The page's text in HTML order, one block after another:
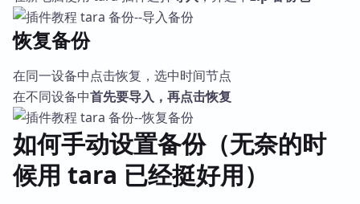
恢复备份
在同一设备中点击恢复，选中时间节点
在不同设备中首先要导入，再点击恢复
如何手动设置备份（无奈的时
候用 tara 已经挺好用）